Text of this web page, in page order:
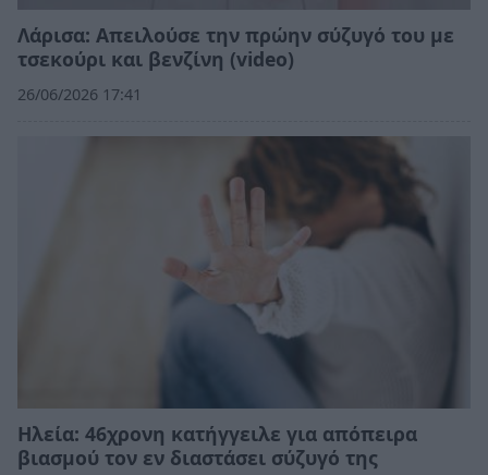
Λάρισα: Απειλούσε την πρώην σύζυγό του με
τσεκούρι και βενζίνη (video)
26/06/2026 17:41
Ηλεία: 46χρονη κατήγγειλε για απόπειρα
βιασμού τον εν διαστάσει σύζυγό της